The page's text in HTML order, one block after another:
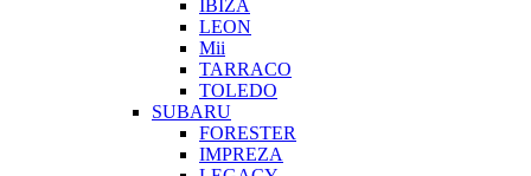
IBIZA
LEON
Mii
TARRACO
TOLEDO
SUBARU
FORESTER
IMPREZA